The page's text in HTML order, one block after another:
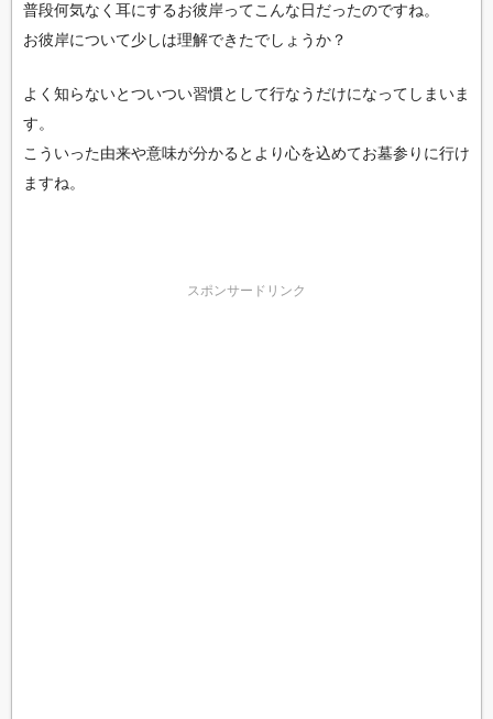
普段何気なく耳にするお彼岸ってこんな日だったのですね。
お彼岸について少しは理解できたでしょうか？
よく知らないとついつい習慣として行なうだけになってしまいま
す。
こういった由来や意味が分かるとより心を込めてお墓参りに行け
ますね。
スポンサードリンク